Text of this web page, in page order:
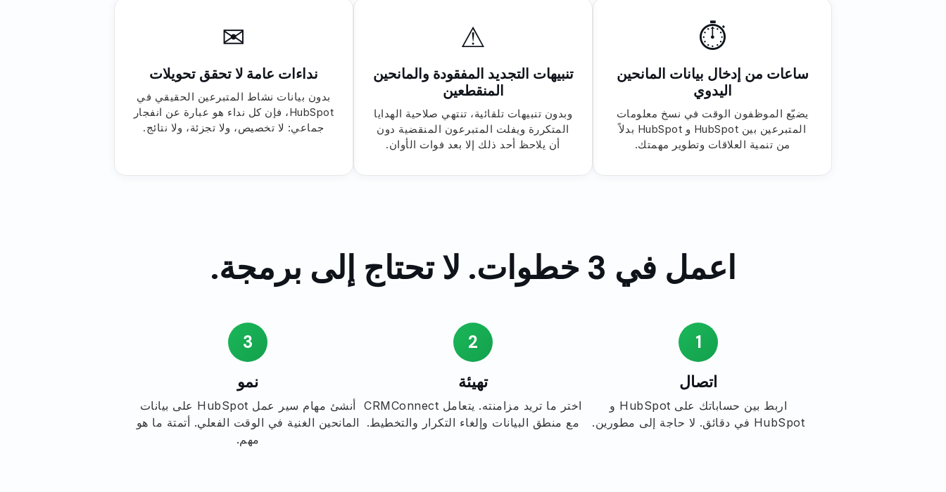
⏱
ساعات من إدخال بيانات المانحين
اليدوي
يضيّع الموظفون الوقت في نسخ معلومات
المتبرعين بين HubSpot و HubSpot بدلاً
من تنمية العلاقات وتطوير مهمتك.
⚠
تنبيهات التجديد المفقودة والمانحين
المنقطعين
وبدون تنبيهات تلقائية، تنتهي صلاحية الهدايا
المتكررة ويفلت المتبرعون المنقضية دون
أن يلاحظ أحد ذلك إلا بعد فوات الأوان.
✉
نداءات عامة لا تحقق تحويلات
بدون بيانات نشاط المتبرعين الحقيقي في
HubSpot، فإن كل نداء هو عبارة عن انفجار
جماعي: لا تخصيص، ولا تجزئة، ولا نتائج.
اعمل في 3 خطوات. لا تحتاج إلى برمجة.
1
اتصال
اربط بين حساباتك على HubSpot و
HubSpot في دقائق. لا حاجة إلى مطورين.
2
تهيئة
اختر ما تريد مزامنته. يتعامل CRMConnect
مع منطق البيانات وإلغاء التكرار والتخطيط.
3
نمو
أنشئ مهام سير عمل HubSpot على بيانات
المانحين الغنية في الوقت الفعلي. أتمتة ما هو
مهم.